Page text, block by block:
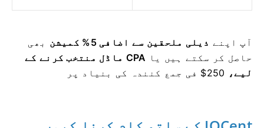
آپ اپنے ذیلی ملحقین سے اضافی 5% کمیشن
بھی
حاصل کر سکتے ہیں یا
CPA ماڈل منتخب کرنے کے
لیے،